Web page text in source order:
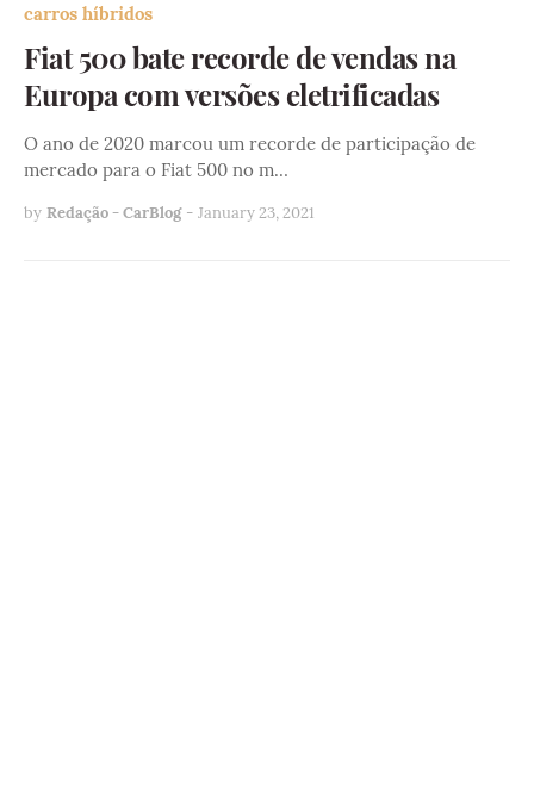
carros híbridos
Fiat 500 bate recorde de vendas na
Europa com versões eletrificadas
O ano de 2020 marcou um recorde de participação de
mercado para o Fiat 500 no m…
by Redação - CarBlog - January 23, 2021